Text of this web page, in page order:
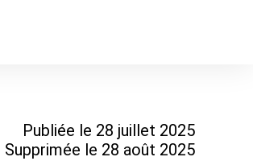
Publiée le 28 juillet 2025
Supprimée le 28 août 2025